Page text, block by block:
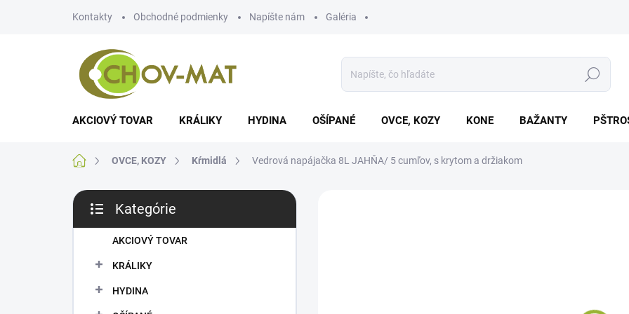
Kontakty Obchodné podmienky Napíšte nám Galéria
Hľadať
AKCIOVÝ TOVAR KRÁLIKY HYDINA OŠÍPANÉ OVCE, KOZY KONE BAŽANTY
DomovOVCE, KOZY Kŕmidlá Vedrová napájačka 8L JAHŇA/ 5 cumľov, s krytom a držiakom
B
č
kategórie
Kategórie
AKCIOVÝ TOVAR
KRÁLIKY
HYDINA